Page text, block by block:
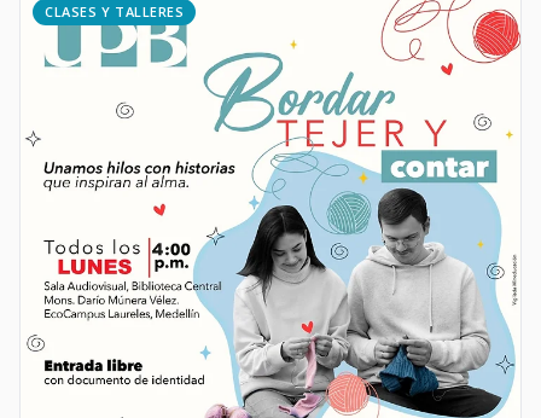
CLASES Y TALLERES